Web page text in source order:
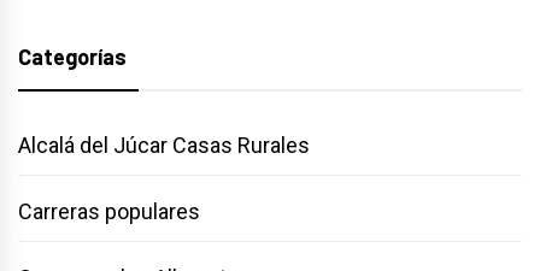
Categorías
Alcalá del Júcar Casas Rurales
Carreras populares